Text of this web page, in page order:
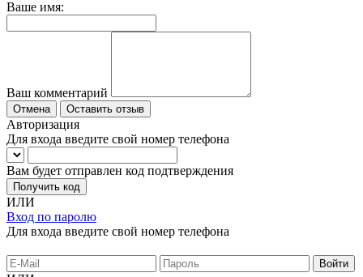
Ваше имя:
Ваш комментарий
Отмена Оставить отзыв
Авторизация
Для входа введите свой номер телефона
Вам будет отправлен код подтверждения
Получить код
ИЛИ
Вход по паролю
Для входа введите свой номер телефона